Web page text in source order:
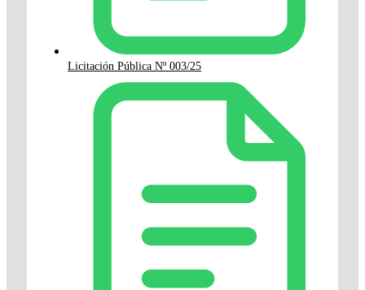
Licitación Pública Nº 003/25